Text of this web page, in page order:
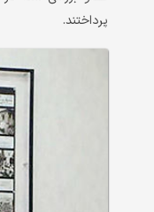
پرداختند.